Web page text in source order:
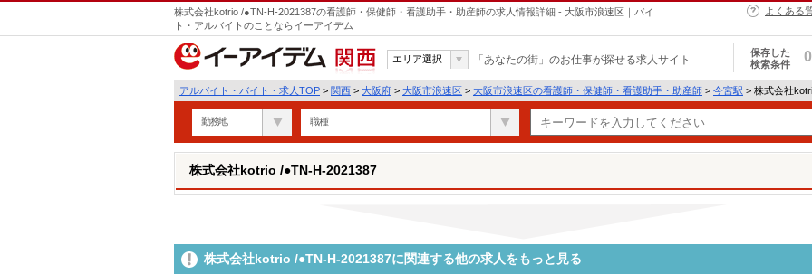
株式会社kotrio /●TN-H-2021387の看護師・保健師・看護助手・助産師の求人情報詳細 - 大阪市浪速区｜バイ
ト・アルバイトのことならイーアイデム
よくある
関西
エリア選択 「あなたの街」のお仕事が探せる求人サイト
保存した
検索条件
0
アルバイト・バイト・求人TOP > 関西 > 大阪府 > 大阪市浪速区 > 大阪市浪速区の看護師・保健師・看護助手・助産師 > 今宮駅 > 株式会社
勤務地 職種
株式会社kotrio /●TN-H-2021387
株式会社kotrio /●TN-H-2021387に関連する他の求人をもっと見る